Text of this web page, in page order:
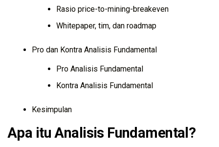
Rasio price-to-mining-breakeven
Whitepaper, tim, dan roadmap
Pro dan Kontra Analisis Fundamental
Pro Analisis Fundamental
Kontra Analisis Fundamental
Kesimpulan
Apa itu Analisis Fundamental?